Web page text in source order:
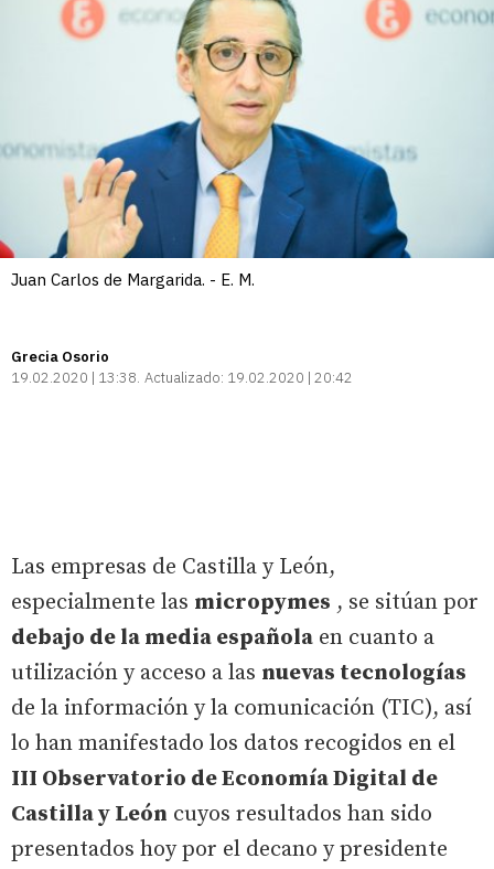
Juan Carlos de Margarida. - E. M.
Grecia Osorio
19.02.2020 | 13:38 Actualizado: 19.02.2020 | 20:42
Las empresas de Castilla y León,
especialmente las micropymes , se sitúan por
debajo de la media española en cuanto a
utilización y acceso a las nuevas tecnologías
de la información y la comunicación (TIC), así
lo han manifestado los datos recogidos en el
III Observatorio de Economía Digital de
Castilla y León cuyos resultados han sido
presentados hoy por el decano y presidente